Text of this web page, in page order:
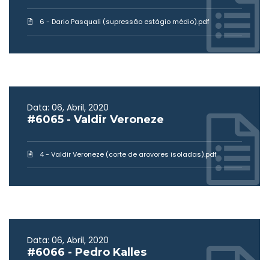
6 - Dario Pasquali (supressão estágio médio).pdf
Data: 06, Abril, 2020
#6065 - Valdir Veroneze
4 - Valdir Veroneze (corte de arovores isoladas).pdf
Data: 06, Abril, 2020
#6066 - Pedro Kalles